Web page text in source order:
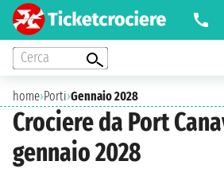
Cerca
home›Porti›Gennaio 2028
Crociere da Port
gennaio 2028